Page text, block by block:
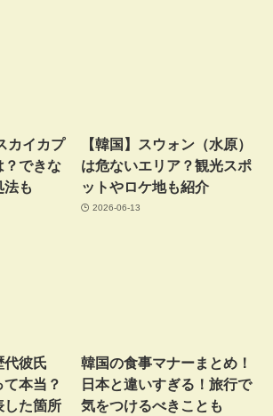
カイカプ
？できな
法も
【韓国】スウォン（水原）
は危ないエリア？観光スポ
ットやロケ地も紹介
2026-06-13
代彼氏
本当？
した箇所
韓国の食事マナーまとめ！
日本と違いすぎる！旅行で
気をつけるべきことも